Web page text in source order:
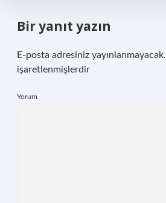
Bir yanıt yazın
E-posta adresiniz yayınlanmayacak.
işaretlenmişlerdir
Yorum